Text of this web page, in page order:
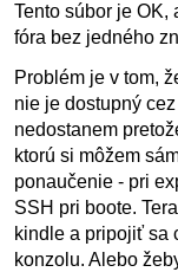
Tento súbor je OK,
fóra bez jedného
Problém je v tom,
nie je dostupný
nedostanem
ktorú si môžem
ponaučenie - pri
SSH pri boote.
kindle a pripojiť sa
konzolu. Alebo